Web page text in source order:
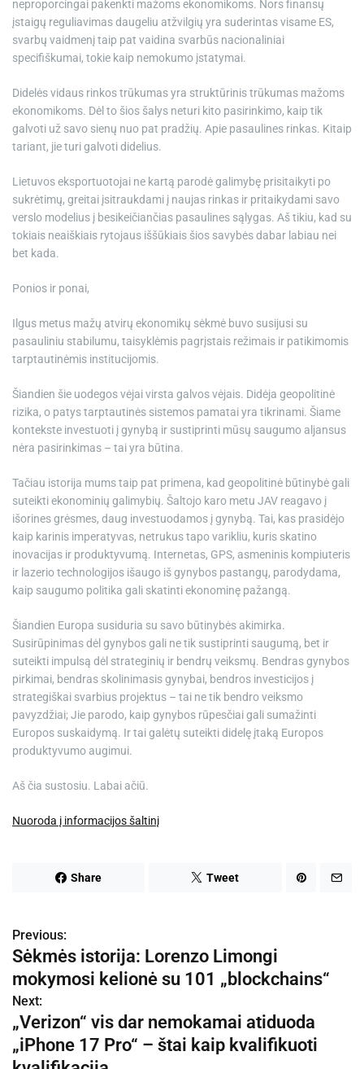
neproporcingai pakenkti mažoms ekonomikoms. Nors finansų
įstaigų reguliavimas daugeliu atžvilgių yra suderintas visame ES,
svarbų vaidmenį taip pat vaidina svarbūs nacionaliniai
specifiškumai, tokie kaip nemokumo įstatymai.
Didelės vidaus rinkos trūkumas yra struktūrinis trūkumas mažoms
ekonomikoms. Dėl to šios šalys neturi kito pasirinkimo, kaip tik
galvoti už savo sienų nuo pat pradžių. Apie pasaulines rinkas. Kitaip
tariant, jie turi galvoti didelius.
Lietuvos eksportuotojai ne kartą parodė galimybę prisitaikyti po
sukrėtimų, greitai įsitraukdami į naujas rinkas ir pritaikydami savo
verslo modelius į besikeičiančias pasaulines sąlygas. Aš tikiu, kad su
tokiais neaiškiais rytojaus iššūkiais šios savybės dabar labiau nei
bet kada.
Ponios ir ponai,
Ilgus metus mažų atvirų ekonomikų sėkmė buvo susijusi su
pasauliniu stabilumu, taisyklėmis pagrįstais režimais ir patikimomis
tarptautinėmis institucijomis.
Šiandien šie uodegos vėjai virsta galvos vėjais. Didėja geopolitinė
rizika, o patys tarptautinės sistemos pamatai yra tikrinami. Šiame
kontekste investuoti į gynybą ir sustiprinti mūsų saugumo aljansus
nėra pasirinkimas – tai yra būtina.
Tačiau istorija mums taip pat primena, kad geopolitinė būtinybė gali
suteikti ekonominių galimybių. Šaltojo karo metu JAV reagavo į
išorines grėsmes, daug investuodamos į gynybą. Tai, kas prasidėjo
kaip karinis imperatyvas, netrukus tapo varikliu, kuris skatino
inovacijas ir produktyvumą. Internetas, GPS, asmeninis kompiuteris
ir lazerio technologijos išaugo iš gynybos pastangų, parodydama,
kaip saugumo politika gali skatinti ekonominę pažangą.
Šiandien Europa susiduria su savo būtinybės akimirka.
Susirūpinimas dėl gynybos gali ne tik sustiprinti saugumą, bet ir
suteikti impulsą dėl strateginių ir bendrų veiksmų. Bendras gynybos
pirkimai, bendras skolinimasis gynybai, bendros investicijos į
strategiškai svarbius projektus – tai ne tik bendro veiksmo
pavyzdžiai; Jie parodo, kaip gynybos rūpesčiai gali sumažinti
Europos suskaidymą. Ir tai galėtų suteikti didelę įtaką Europos
produktyvumo augimui.
Aš čia sustosiu. Labai ačiū.
Nuoroda į informacijos šaltinį
Share Tweet
N
a
v
i
g
Previous:
Sėkmės istorija: Lorenzo Limongi
mokymosi kelionė su 101 „blockchains“
Next:
„Verizon“ vis dar nemokamai atiduoda
„iPhone 17 Pro“ – štai kaip kvalifikuoti